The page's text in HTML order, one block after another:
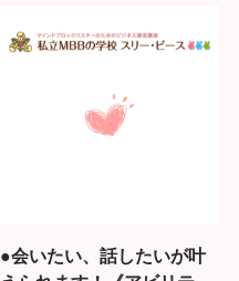
●会いたい、話したいが叶